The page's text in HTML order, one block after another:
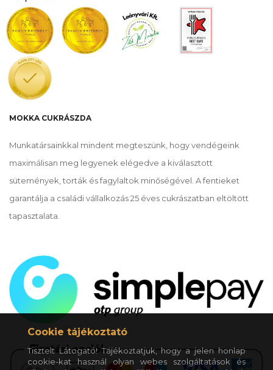
MOKKA CUKRÁSZDA
Munkatársainkkal mindent megteszünk, hogy vendégeink
maximálisan meg legyenek elégedve a kiválasztott
sütemények, torták és fagylaltok minőségével. A fentieket
garantálja a családi vállalkozás 25 éves cukrászatban eltöltött
tapasztalata.
Cookie tájékoztató
Tisztelt Látogató! Tájékoztatjuk, hogy a jelen honlap
cookie-kat használ olyan webes szolgáltatások és